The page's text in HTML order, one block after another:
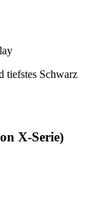
tiefstes Schwarz
X-Serie)